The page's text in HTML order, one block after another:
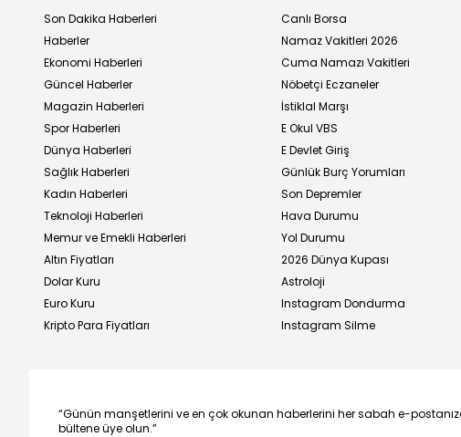
Son Dakika Haberleri
Haberler
Ekonomi Haberleri
Güncel Haberler
Magazin Haberleri
Spor Haberleri
Dünya Haberleri
Sağlık Haberleri
Kadın Haberleri
Teknoloji Haberleri
Memur ve Emekli Haberleri
Altın Fiyatları
Dolar Kuru
Euro Kuru
Kripto Para Fiyatları
Canlı Borsa
Namaz Vakitleri 2026
Cuma Namazı Vakitleri
Nöbetçi Eczaneler
İstiklal Marşı
E Okul VBS
E Devlet Giriş
Günlük Burç Yorumları
Son Depremler
Hava Durumu
Yol Durumu
2026 Dünya Kupası
Astroloji
Instagram Dondurma
Instagram Silme
“Günün manşetlerini ve en çok okunan haberlerini her sabah e-
bültene üye olun.”